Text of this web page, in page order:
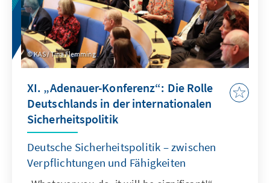
KAS / Tina Flemming
XI. „Adenauer-Konferenz“: Die Rolle
Deutschlands in der internationalen
Sicherheitspolitik
Deutsche Sicherheitspolitik – zwischen
Verpflichtungen und Fähigkeiten